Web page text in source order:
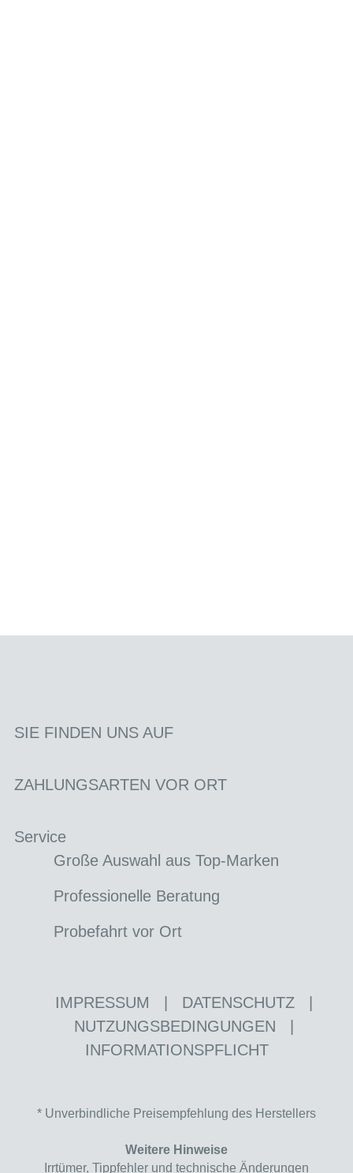
SIE FINDEN UNS AUF
ZAHLUNGSARTEN VOR ORT
Service
Große Auswahl aus Top-Marken
Professionelle Beratung
Probefahrt vor Ort
IMPRESSUM DATENSCHUTZ
NUTZUNGSBEDINGUNGEN
INFORMATIONSPFLICHT
* Unverbindliche Preisempfehlung des Herstellers
Weitere Hinweise
Irrtümer, Tippfehler und technische Änderungen